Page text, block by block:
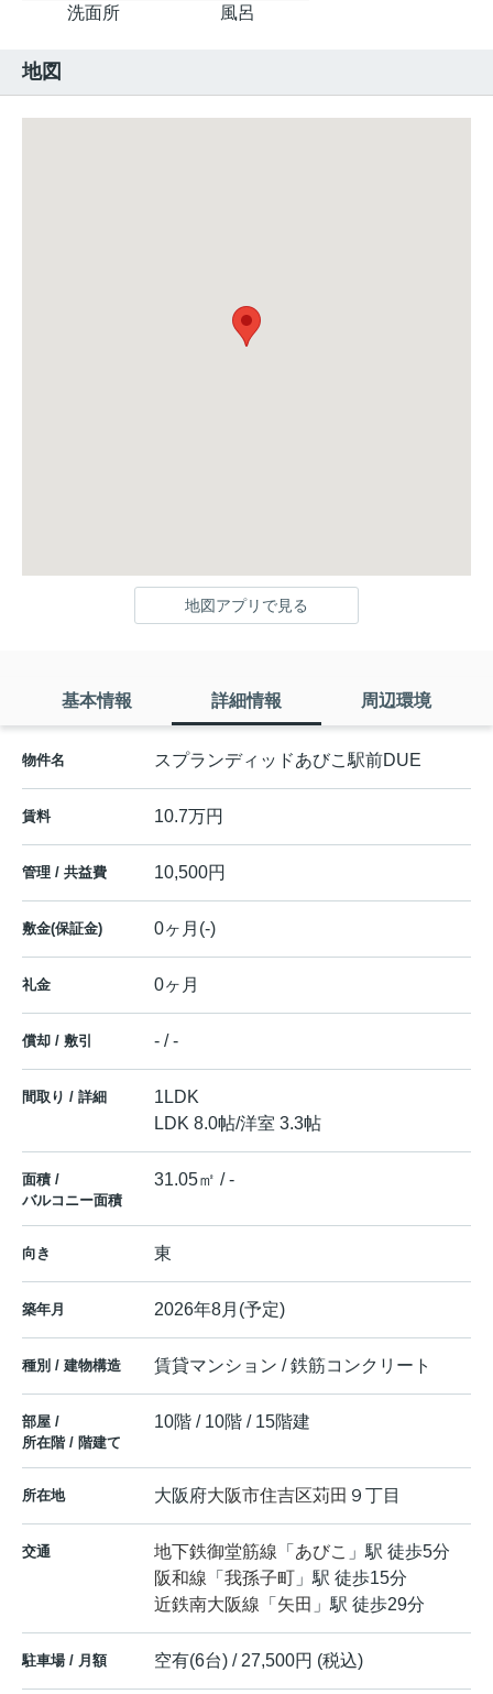
洗面所 風呂
地図
地図アプリで見る
基本情報 詳細情報 周辺環境
物件名 スプランディッドあびこ駅前DUE
賃料 10.7万円
管理 / 共益費 10,500円
敷金(保証金) 0ヶ月(-)
礼金 0ヶ月
償却 / 敷引 - / -
間取り / 詳細
1LDK
LDK 8.0帖/洋室 3.3帖
面積 /
バルコニー面積
31.05㎡ / -
向き 東
築年月 2026年8月(予定)
種別 / 建物構造 賃貸マンション / 鉄筋コンクリート
部屋 /
所在階 / 階建て
10階 / 10階 / 15階建
所在地 大阪府大阪市住吉区苅田 ９丁目
交通 地下鉄御堂筋線 「 あびこ 」駅 徒歩5分
阪和線 「 我孫子町 」駅 徒歩15分
近鉄南大阪線 「 矢田 」駅 徒歩29分
駐車場 / 月額 空有(6台) / 27,500円 (税込)